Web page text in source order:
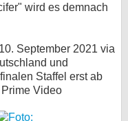
wird es demnach
September 2021 via
und
Staffel erst ab
Video